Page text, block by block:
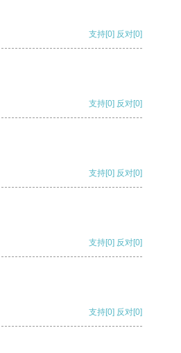
支持[0] 反对[0]
支持[0] 反对[0]
支持[0] 反对[0]
支持[0] 反对[0]
支持[0] 反对[0]